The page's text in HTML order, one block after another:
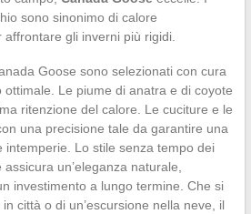
sono sinonimo di calore
gli inverni più rigidi.
Goose sono selezionati con cura
ottimale. Le piume di anatra e di coyote
ritenzione del calore. Le cuciture e le
una precisione tale da garantire una
intemperie. Lo stile senza tempo dei
un’eleganza naturale,
investimento a lungo termine. Che si
città o di un’escursione nella neve, il